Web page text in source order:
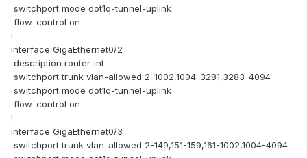
switchport mode dot1q-tunnel-uplink
flow-control on
!
interface GigaEthernet0/2
description router-int
switchport trunk vlan-allowed 2-1002,1004-3281,3283-4094
switchport mode dot1q-tunnel-uplink
flow-control on
!
interface GigaEthernet0/3
switchport trunk vlan-allowed 2-149,151-159,161-1002,1004-4094